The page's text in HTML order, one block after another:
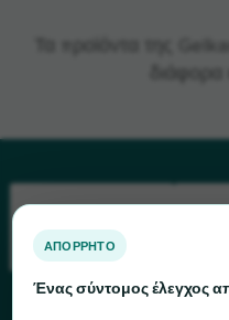
Τα προϊόντα της
ΑΠΌΡΡΗΤΟ
Ένας σύντομος έλεγχος